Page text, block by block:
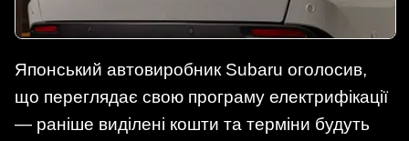
Японський автовиробник Subaru оголосив,
що переглядає свою програму електрифікації
— раніше виділені кошти та терміни будуть